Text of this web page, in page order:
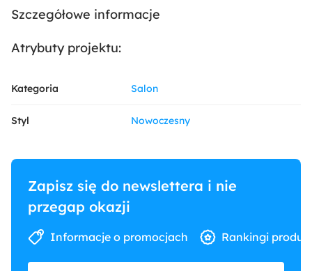
Szczegółowe informacje
Atrybuty projektu:
Kategoria Salon
Styl Nowoczesny
Zapisz się do newslettera i nie
przegap okazji
Informacje o promocjach Rankingi